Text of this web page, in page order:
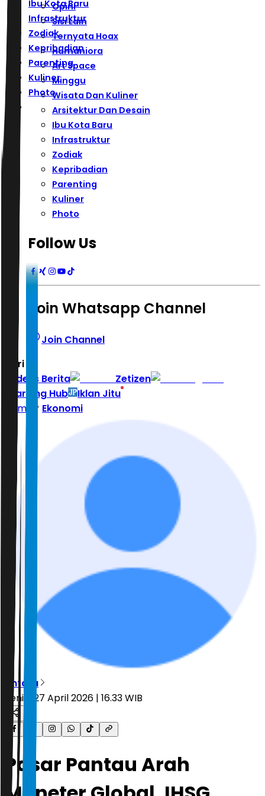
Ibu Kota Baru
Infrastruktur
Zodiak
Kepribadian
Parenting
Kuliner
Photo
Opini
Sisi Lain
Ternyata Hoax
Humaniora
Art Space
Minggu
Wisata Dan Kuliner
Arsitektur Dan Desain
Ibu Kota Baru
Infrastruktur
Zodiak
Kepribadian
Parenting
Kuliner
Photo
Follow Us
Join Whatsapp Channel
Join Channel
Hari ini
Indeks Berita
Zetizen
Learning Hub
Iklan Jitu
Home
Ekonomi
Antara
Senin, 27 April 2026 | 16.33 WIB
Pasar Pantau Arah